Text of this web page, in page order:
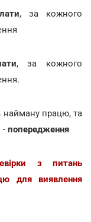
, за кожного
, за кожного
найману працю, та
- попередження
з питань
для виявлення